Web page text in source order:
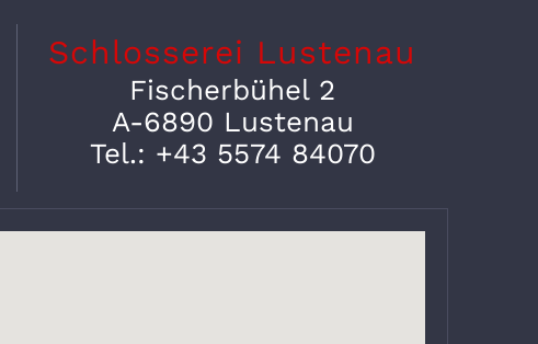
Schlosserei Lustenau
Fischerbühel 2
A-6890 Lustenau
Tel.: +43 5574 84070